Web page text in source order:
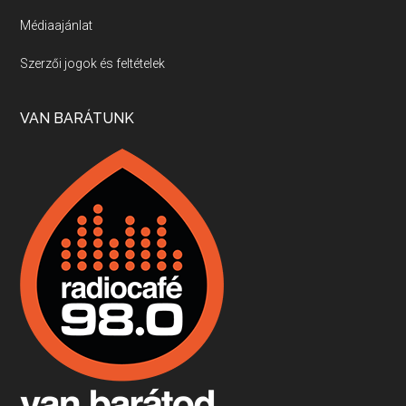
Villány, kékfrankos, Jackfall
Apr 17, 2026 • 00:35:38
Boston, teadélután, bab és homár
Apr 9, 2026 • 00:37:17
Fermentáljunk, a testünk meghálálja!
Apr 3, 2026 • 00:36:07
Médiaajánlat
Szerzői jogok és feltételek
VAN BARÁTUNK